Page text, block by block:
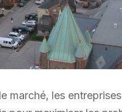
marché, les